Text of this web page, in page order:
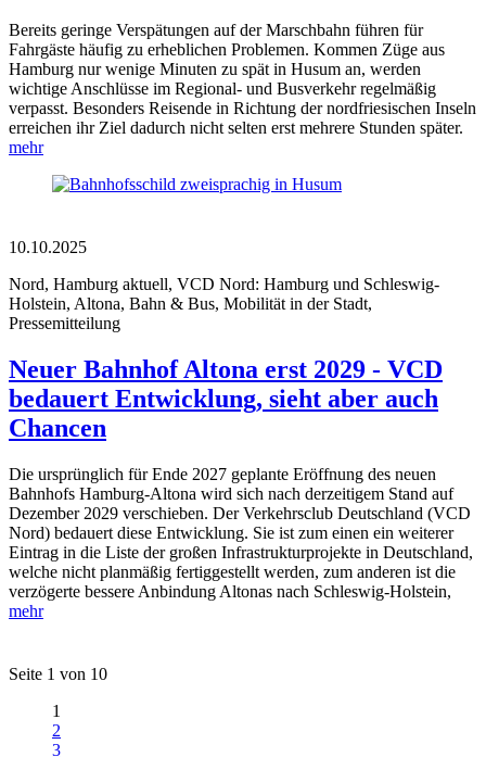
Bereits geringe Verspätungen auf der Marschbahn führen für
Fahrgäste häufig zu erheblichen Problemen. Kommen Züge aus
Hamburg nur wenige Minuten zu spät in Husum an, werden
wichtige Anschlüsse im Regional- und Busverkehr regelmäßig
verpasst. Besonders Reisende in Richtung der nordfriesischen Inseln
erreichen ihr Ziel dadurch nicht selten erst mehrere Stunden später.
mehr
10.10.2025
Nord, Hamburg aktuell, VCD Nord: Hamburg und Schleswig-
Holstein, Altona, Bahn & Bus, Mobilität in der Stadt,
Pressemitteilung
Neuer Bahnhof Altona erst 2029 - VCD
bedauert Entwicklung, sieht aber auch
Chancen
Die ursprünglich für Ende 2027 geplante Eröffnung des neuen
Bahnhofs Hamburg-Altona wird sich nach derzeitigem Stand auf
Dezember 2029 verschieben. Der Verkehrsclub Deutschland (VCD
Nord) bedauert diese Entwicklung. Sie ist zum einen ein weiterer
Eintrag in die Liste der großen Infrastrukturprojekte in Deutschland,
welche nicht planmäßig fertiggestellt werden, zum anderen ist die
verzögerte bessere Anbindung Altonas nach Schleswig-Holstein,
mehr
Seite 1 von 10
1
2
3